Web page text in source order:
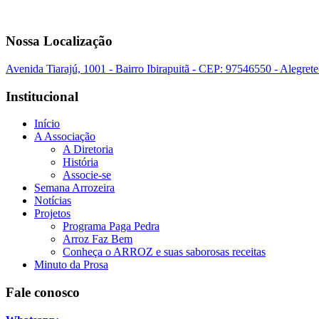
Nossa Localização
Avenida Tiarajú, 1001 - Bairro Ibirapuitã - CEP: 97546550 -
Institucional
Início
A Associação
A Diretoria
História
Associe-se
Semana Arrozeira
Notícias
Projetos
Programa Paga Pedra
Arroz Faz Bem
Conheça o ARROZ e suas saborosas receitas
Minuto da Prosa
Fale conosco